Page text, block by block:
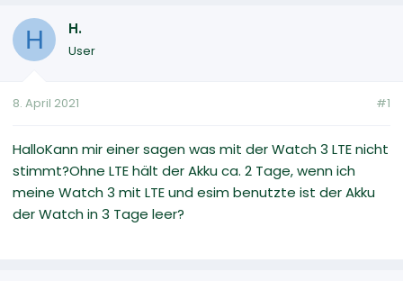
s
e
e
t
t
m
H H.
User
8. April 2021 #1
HalloKann mir einer sagen was mit der Watch 3 LTE nicht
stimmt?Ohne LTE hält der Akku ca. 2 Tage, wenn ich
meine Watch 3 mit LTE und esim benutzte ist der Akku
der Watch in 3 Tage leer?